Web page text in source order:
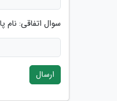
سوال اتفاقی:
ارسال